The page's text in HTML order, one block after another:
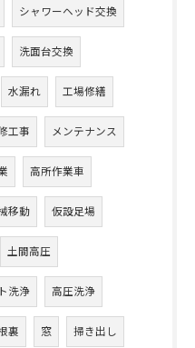
シャワーヘッド交換
洗面台交換
水漏れ 工場修繕
工事 メンテナンス
高所作業車
移動 仮設足場
土間高圧
洗浄 高圧洗浄
裏 窓 掃き出し